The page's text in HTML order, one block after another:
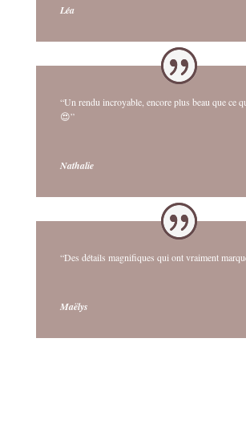
Léa
“Un rendu incroyable, encore plus beau que ce
😍”
Nathalie
“Des détails magnifiques qui ont vraiment
Maëlys